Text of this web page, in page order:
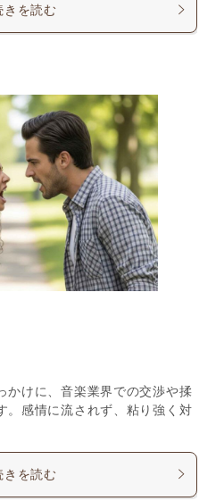
きを読む
かけに、音楽業界での交渉や揉
。感情に流されず、粘り強く対
きを読む